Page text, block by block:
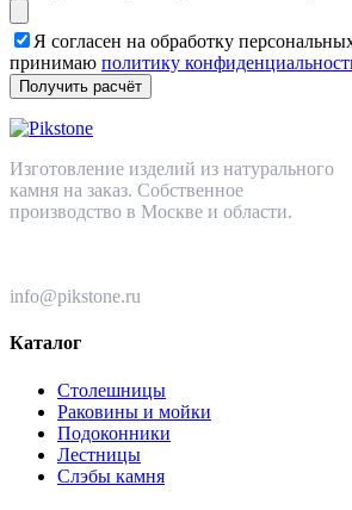
Я согласен на обработку
принимаю политику
Изготовление изделий из натурального
камня на заказ. Собственное
производство в Москве и области.
info@pikstone.ru
Каталог
Столешницы
Раковины и мойки
Подоконники
Лестницы
Слэбы камня